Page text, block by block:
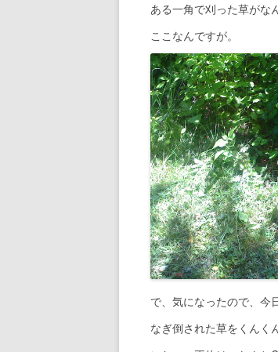
ある一角で刈った草がな
ここなんですが。
で、気になったので、今
なぎ倒された草をくんく